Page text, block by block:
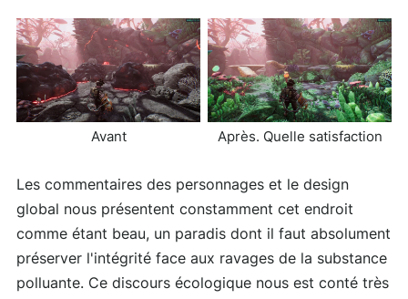
Avant Après. Quelle satisfaction
Les commentaires des personnages et le design
global nous présentent constamment cet endroit
comme étant beau, un paradis dont il faut absolument
préserver l'intégrité face aux ravages de la substance
polluante. Ce discours écologique nous est conté très